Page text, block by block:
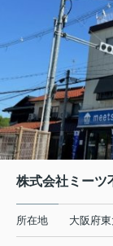
株式会社ミーツ
所在地 大阪府